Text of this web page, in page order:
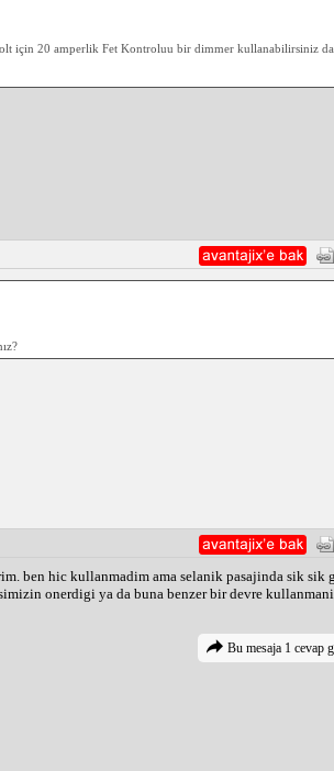
için 20 amperlik Fet Kontroluu bir dimmer kullanabilirsiniz
ben hic kullanmadim ama selanik pasajinda sik sik
onerdigi ya da buna benzer bir devre
Bu mesaja 1 cevap